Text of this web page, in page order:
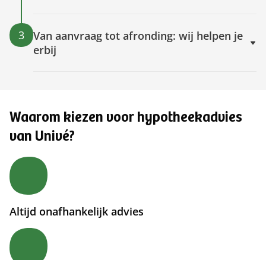
3
Van aanvraag tot afronding: wij helpen je
erbij
Waarom kiezen voor hypotheekadvies
van Univé?
Altijd onafhankelijk advies